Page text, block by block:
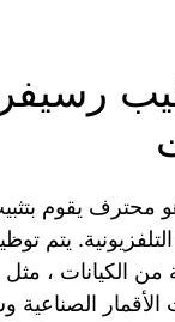
رسيفر
محترف يقوم
يتم
الكيانات ،
الصناعية